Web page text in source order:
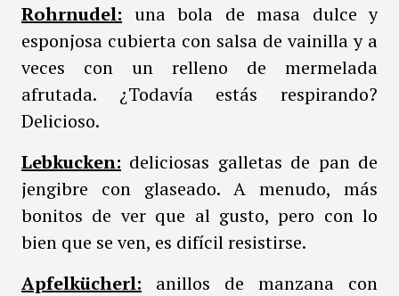
Rohrnudel: una bola de masa dulce y
esponjosa cubierta con salsa de vainilla y a
veces con un relleno de mermelada
afrutada. ¿Todavía estás respirando?
Delicioso.
Lebkucken: deliciosas galletas de pan de
jengibre con glaseado. A menudo, más
bonitos de ver que al gusto, pero con lo
bien que se ven, es difícil resistirse.
Apfelkücherl: anillos de manzana con